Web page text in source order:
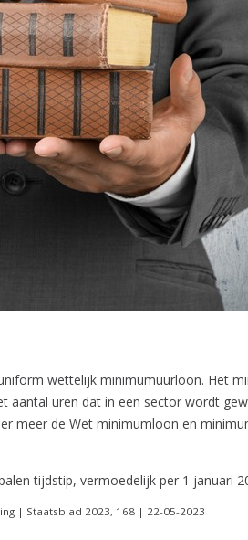
wettelijk minimumuurloon. Het
aantal uren dat in een sector wordt
meer de Wet minimumloon en
tijdstip, vermoedelijk per 1 januari
| Staatsblad 2023, 168 | 22-05-2023